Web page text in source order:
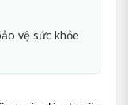
vệ sức khỏe